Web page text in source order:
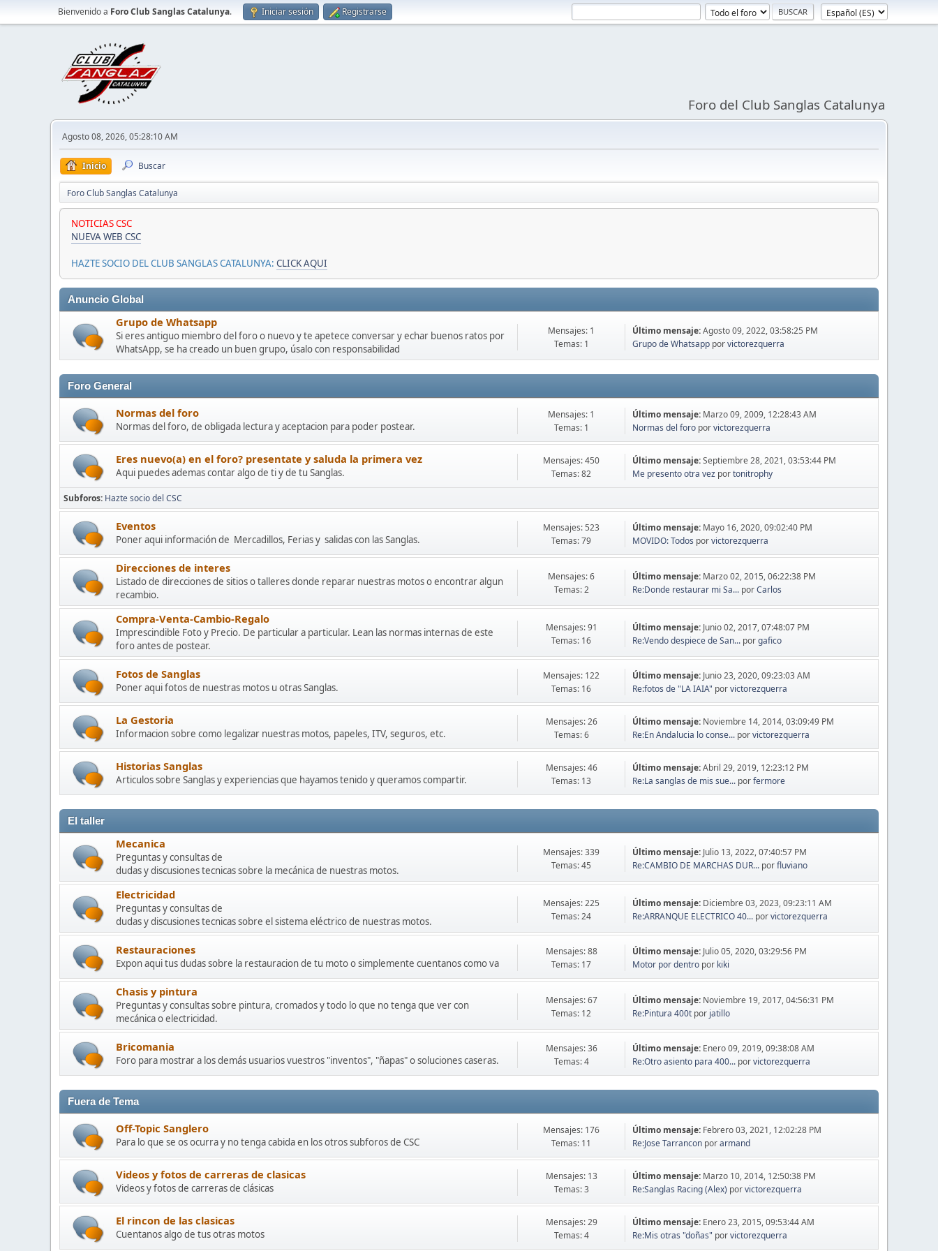
Bienvenido a Foro Club Sanglas Catalunya. Iniciar sesión Registrarse
Foro del Club Sanglas Catalunya
Agosto 08, 2026, 05:28:10 AM
Inicio Buscar
Foro Club Sanglas Catalunya
NOTICIAS CSC
NUEVA WEB CSC
HAZTE SOCIO DEL CLUB SANGLAS CATALUNYA: CLICK AQUI
Anuncio Global
Grupo de Whatsapp
Si eres antiguo miembro del foro o nuevo y te apetece conversar y echar buenos ratos por
WhatsApp, se ha creado un buen grupo, úsalo con responsabilidad
Mensajes: 1
Temas: 1
Último mensaje:Agosto 09, 2022, 03:58:25 PM
Grupo de Whatsapp porvictorezquerra
Foro General
Normas del foro
Normas del foro, de obligada lectura y aceptacion para poder postear.
Mensajes: 1
Temas: 1
Último mensaje: Marzo 09, 2009, 12:28:43 AM
Normas del foro porvictorezquerra
Eres nuevo(a) en el foro? presentate y saluda la primera vez
Aqui puedes ademas contar algo de ti y de tu Sanglas.
Mensajes: 450
Temas: 82
Último mensaje:Septiembre 28, 2021, 03:53:44 PM
Me presento otra vez portonitrophy
Subforos Hazte socio del CSC
Eventos
Poner aqui información de Mercadillos, Ferias y salidas con las Sanglas.
Mensajes: 523
Temas: 79
Último mensaje: Mayo 16, 2020, 09:02:40 PM
MOVIDO: Todos porvictorezquerra
Direcciones de interes
Listado de direcciones de sitios o talleres donde reparar nuestras motos o encontrar algun
recambio.
Mensajes: 6
Temas: 2
Último mensaje: Marzo 02, 2015, 06:22:38 PM
Re:Donde restaurar mi Sa... porCarlos
Compra-Venta-Cambio-Regalo
Imprescindible Foto y Precio. De particular a particular. Lean las normas internas de este
foro antes de postear.
Mensajes: 91
Temas: 16
Último mensaje: Junio 02, 2017, 07:48:07 PM
Re:Vendo despiece de San... porgafico
Fotos de Sanglas
Poner aqui fotos de nuestras motos u otras Sanglas.
Mensajes: 122
Temas: 16
Último mensaje: Junio 23, 2020, 09:23:03 AM
Re:fotos de "LA IAIA" porvictorezquerra
La Gestoria
Informacion sobre como legalizar nuestras motos, papeles, ITV, seguros, etc.
Mensajes: 26
Temas: 6
Último mensaje: Noviembre 14, 2014, 03:09:49 PM
Re:En Andalucia lo conse... porvictorezquerra
Historias Sanglas
Articulos sobre Sanglas y experiencias que hayamos tenido y queramos compartir.
Mensajes: 46
Temas: 13
Último mensaje:Abril 29, 2019, 12:23:12 PM
Re:La sanglas de mis sue... porfermore
El taller
Mecanica
Preguntas y consultas de
dudas y discusiones tecnicas sobre la mecánica de nuestras motos.
Mensajes: 339
Temas: 45
Último mensaje: Julio 13, 2022, 07:40:57 PM
Re:CAMBIO DE MARCHAS DUR... porfluviano
Electricidad
Preguntas y consultas de
dudas y discusiones tecnicas sobre el sistema eléctrico de nuestras motos.
Mensajes: 225
Temas: 24
Último mensaje: Diciembre 03, 2023, 09:23:11 AM
Re:ARRANQUE ELECTRICO 40... porvictorezquerra
Restauraciones
Expon aqui tus dudas sobre la restauracion de tu moto o simplemente cuentanos como va
Mensajes: 88
Temas: 17
Último mensaje: Julio 05, 2020, 03:29:56 PM
Motor por dentro por kiki
Chasis y pintura
Preguntas y consultas sobre pintura, cromados y todo lo que no tenga que ver con
mecánica o electricidad.
Mensajes: 67
Temas: 12
Último mensaje: Noviembre 19, 2017, 04:56:31 PM
Re:Pintura 400t por jatillo
Bricomania
Foro para mostrar a los demás usuarios vuestros "inventos", "ñapas" o soluciones caseras.
Mensajes: 36
Temas: 4
Último mensaje: Enero 09, 2019, 09:38:08 AM
Re:Otro asiento para 400... porvictorezquerra
Fuera de Tema
Off-Topic Sanglero
Para lo que se os ocurra y no tenga cabida en los otros subforos de CSC
Mensajes: 176
Temas: 11
Último mensaje: Febrero 03, 2021, 12:02:28 PM
Re:Jose Tarrancon porarmand
Videos y fotos de carreras de clasicas
Videos y fotos de carreras de clásicas
Mensajes: 13
Temas: 3
Último mensaje: Marzo 10, 2014, 12:50:38 PM
Re:Sanglas Racing (Alex) porvictorezquerra
El rincon de las clasicas
Cuentanos algo de tus otras motos
Mensajes: 29
Temas: 4
Último mensaje: Enero 23, 2015, 09:53:44 AM
Re:Mis otras "doñas" porvictorezquerra